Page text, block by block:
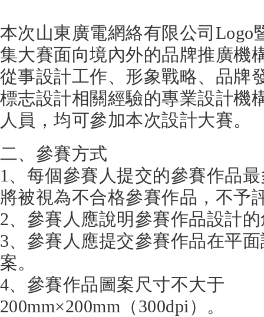
本次山東廣電網絡有限公司Logo
集大賽面向境內外的品牌推廣機
從事設計工作、形象戰略、品牌
標志設計相關經驗的專業設計機
人員，均可參加本次設計大賽。
二、參賽方式
1、每個參賽人提交的參賽作品
將被視為不合格參賽作品，不予
2、參賽人應說明參賽作品設計
3、參賽人應提交參賽作品在平
案。
4、參賽作品圖案尺寸不大于
200mm×200mm（300dpi）。